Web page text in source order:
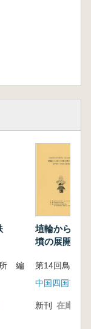
所 編
埴輪から見
墳の展開 発
輪集成
新刊 在庫なし